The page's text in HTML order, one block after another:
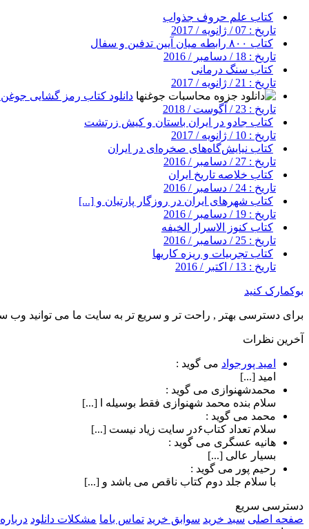
کتاب علم حروف جذواب
تاریخ : 07 / ژانویه / 2017
کتاب ۸۰۰ رابطه میان آیین تدفین و سفال
تاریخ : 18 / دسامبر / 2016
کتاب سنگ درمانی
تاریخ : 21 / ژانویه / 2017
دانلود کتاب رمز گشایی
تاریخ : 23 / آگوست / 2018
کتاب جادو در ایران باستان و کیش زرتشت
تاریخ : 10 / ژانویه / 2017
کتاب نیایش‌گاه‌های صخره‌ای در ایران
تاریخ : 27 / دسامبر / 2016
کتاب خلاصه تاریخ ایران
تاریخ : 24 / دسامبر / 2016
کتاب شهرهای ایران در روزگار پارتیان و [...]
تاریخ : 19 / دسامبر / 2016
کتاب کنوز الاسرار الخیفه
تاریخ : 25 / دسامبر / 2016
کتاب تجربیات و ریزه کاریها
تاریخ : 13 / اکتبر / 2016
بوکمارک کنید
برای دسترسی بهتر , راحت تر و سریع تر به سایت ما می توانید وب
آخرین نظرات
امید پورجواد می گوید :
امید [...]
محمدشهنوازی می گوید :
سلام بنده محمد شهنوازی فقط بوسیله ا [...]
محمد می گوید :
سلام تعداد کتاب۶در سایت زیاد نیست [...]
هانیه عسگری می گوید :
بسیار عالی [...]
رحیم پور می گوید :
با سلام جلد دوم کتاب ناقص می باشد و [...]
دسترسی سریع
صفحه اصلی سبد خرید سوابق خرید تماس باما مشکلات دانلود